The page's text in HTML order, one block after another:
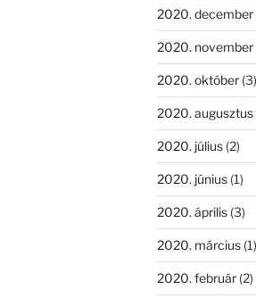
2020. december
2020. november
2020. október(3)
2020. augusztus
2020. július(2)
2020. június(1)
2020. április(3)
2020. március(1)
2020. február(2)